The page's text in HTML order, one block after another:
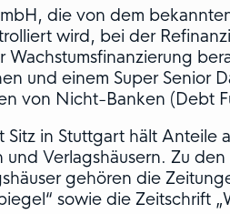
die von dem
wird, bei der
und einem Super Senior
von Nicht-Banken (Debt
in Stuttgart hält Anteile
Verlagshäusern. Zu den
gehören die
sowie die Zeitschrift